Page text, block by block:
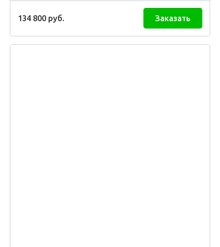
134 800 руб. Заказать